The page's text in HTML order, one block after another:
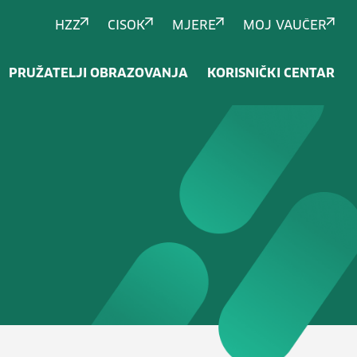
HZZ CISOK MJERE MOJ VAUČER
PRUŽATELJI OBRAZOVANJA KORISNIČKI CENTAR